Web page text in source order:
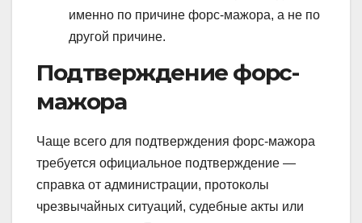
именно по причине форс-мажора, а не по
другой причине.
Подтверждение форс-
мажора
Чаще всего для подтверждения форс-мажора
требуется официальное подтверждение —
справка от администрации, протоколы
чрезвычайных ситуаций, судебные акты или